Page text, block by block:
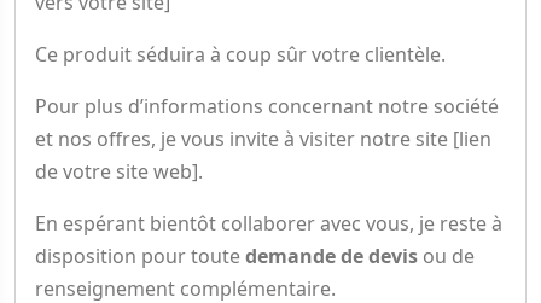
Ce produit séduira à coup sûr votre clientèle.
Pour plus d’informations concernant notre société
et nos offres, je vous invite à visiter notre site [lien
de votre site web].
En espérant bientôt collaborer avec vous, je reste à
disposition pour toutedemande de devis ou de
renseignement complémentaire.